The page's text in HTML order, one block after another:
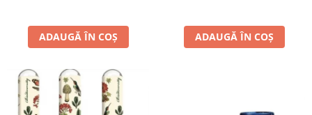
ADAUGĂ ÎN COȘ ADAUGĂ ÎN COȘ